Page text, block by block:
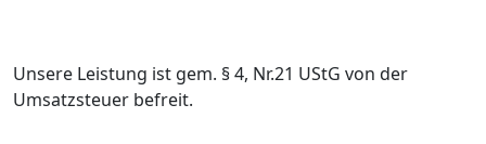
Unsere Leistung ist gem. § 4, Nr.21 UStG von der
Umsatzsteuer befreit.